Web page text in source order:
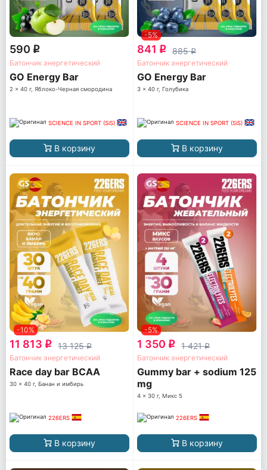
590 q
Батончик энергетический
GO Energy Bar
2 x 40 г, Яблоко-Черная смородина
SCIENCE IN SPORT (SiS)
В корзину
-5%
841 q 885q
Батончик энергетический
GO Energy Bar
3 x 40 г, Голубика
SCIENCE IN SPORT (SiS)
В корзину
-10%
11 813 q 13 125q
Батончик энергетический
Race day bar BCAA
30 x 40 г, Банан и имбирь
226ERS
В корзину
-5%
1 350 q 1 421q
Батончик энергетический
Gummy bar + sodium 125
mg
4 x 30 г, Микс 5
226ERS
В корзину